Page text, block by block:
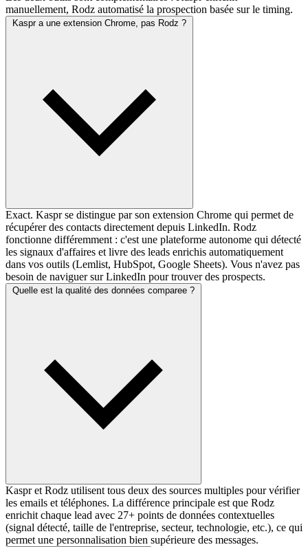
manuellement, Rodz automatisé la prospection basée sur le timing.
Kaspr a une extension Chrome, pas Rodz ?
Exact. Kaspr se distingue par son extension Chrome qui permet de
récupérer des contacts directement depuis LinkedIn. Rodz
fonctionne différemment : c'est une plateforme autonome qui détecté
les signaux d'affaires et livre des leads enrichis automatiquement
dans vos outils (Lemlist, HubSpot, Google Sheets). Vous n'avez pas
besoin de naviguer sur LinkedIn pour trouver des prospects.
Quelle est la qualité des données comparee ?
Kaspr et Rodz utilisent tous deux des sources multiples pour vérifier
les emails et téléphones. La différence principale est que Rodz
enrichit chaque lead avec 27+ points de données contextuelles
(signal détecté, taille de l'entreprise, secteur, technologie, etc.), ce qui
permet une personnalisation bien supérieure des messages.